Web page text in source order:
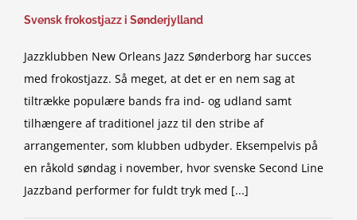
Svensk frokostjazz i Sønderjylland
Jazzklubben New Orleans Jazz Sønderborg har succes
med frokostjazz. Så meget, at det er en nem sag at
tiltrække populære bands fra ind- og udland samt
tilhængere af traditionel jazz til den stribe af
arrangementer, som klubben udbyder. Eksempelvis på
en råkold søndag i november, hvor svenske Second Line
Jazzband performer for fuldt tryk med [...]